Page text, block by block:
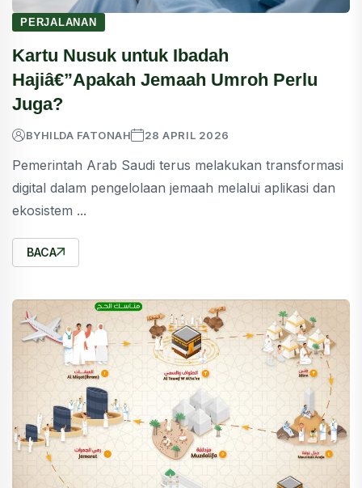
PERJALANAN
Kartu Nusuk untuk Ibadah
Hajiâ€”Apakah Jemaah Umroh Perlu
Juga?
BYHILDA FATONAH 28 APRIL 2026
Pemerintah Arab Saudi terus melakukan transformasi
digital dalam pengelolaan jemaah melalui aplikasi dan
ekosistem ...
BACA